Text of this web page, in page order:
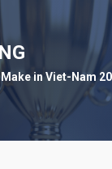
in Viet-Nam